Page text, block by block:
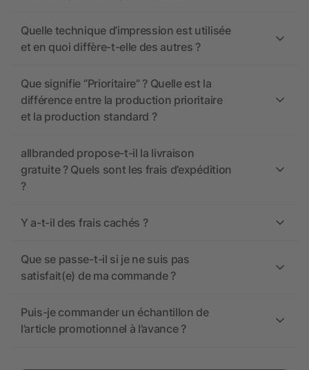
Quelle technique d’impression est utilisée
et en quoi diffère-t-elle des autres ?
Que signifie “Prioritaire” ? Quelle est la
différence entre la production prioritaire
et la production standard ?
allbranded propose-t-il la livraison
gratuite ? Quels sont les frais d’expédition
?
Y a-t-il des frais cachés ?
Que se passe-t-il si je ne suis pas
satisfait(e) de ma commande ?
Puis-je commander un échantillon de
l’article promotionnel à l’avance ?